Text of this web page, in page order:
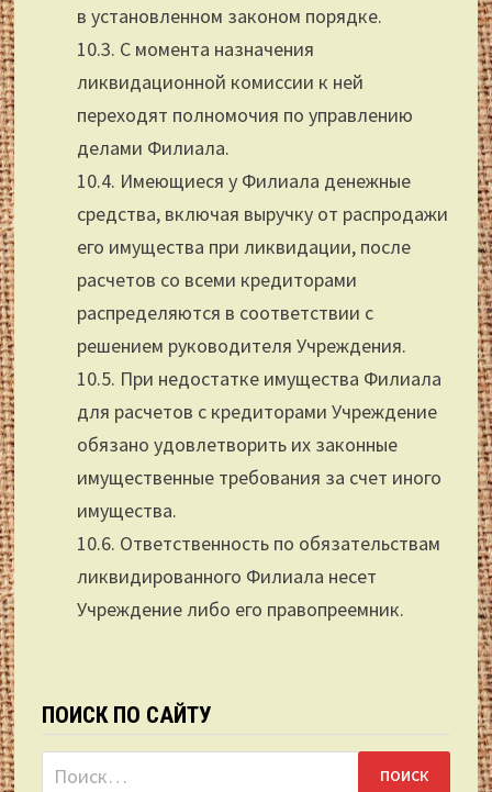
в установленном законом порядке.
10.3. С момента назначения
ликвидационной комиссии к ней
переходят полномочия по управлению
делами Филиала.
10.4. Имеющиеся у Филиала денежные
средства, включая выручку от распродажи
его имущества при ликвидации, после
расчетов со всеми кредиторами
распределяются в соответствии с
решением руководителя Учреждения.
10.5. При недостатке имущества Филиала
для расчетов с кредиторами Учреждение
обязано удовлетворить их законные
имущественные требования за счет иного
имущества.
10.6. Ответственность по обязательствам
ликвидированного Филиала несет
Учреждение либо его правопреемник.
ПОИСК ПО САЙТУ
Найти: